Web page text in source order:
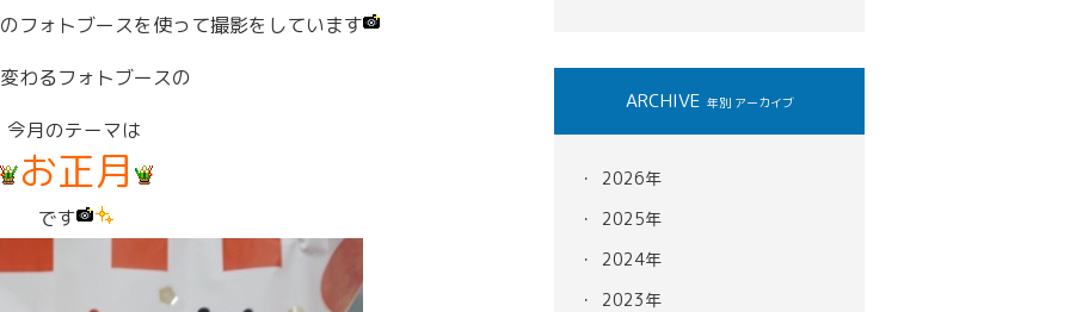
フォトブースを使って撮影をしています
わるフォトブースの
今月のテーマは
お正月
です
ARCHIVE 年別 アーカイブ
2026年
2025年
2024年
2023年